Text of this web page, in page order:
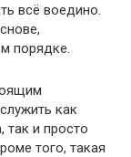
всё воедино.
порядке.
как
и просто
того, такая